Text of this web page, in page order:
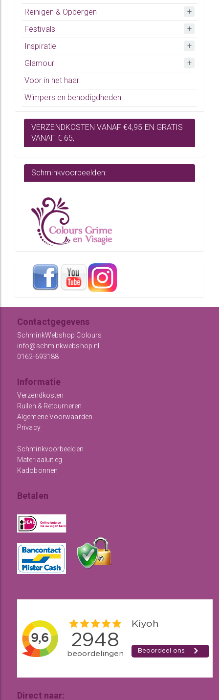
Reinigen & Opbergen
Festivals
Inspiratie
Glamour
Voor in het haar
Wimpers en benodigdheden
VERZENDKOSTEN VANAF €4,95 EN GRATIS
VANAF € 65,-
Schminkvoorbeelden:
Contactgegevens
SchminkWebshop Colours
info@schminkwebshop.nl
0162-693188
Informatie
Verzendkosten
Ruilen & Retourneren
Algemene Voorwaarden
Privacy
Schminkvoorbeelden
Materiaaluitleg
Kadobonnen
Betalen
Direct naar: